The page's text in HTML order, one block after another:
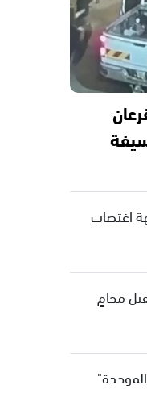
اغتصاب
محامٍ